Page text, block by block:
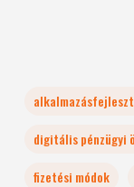
digitális pénzügyi
fizetési módok